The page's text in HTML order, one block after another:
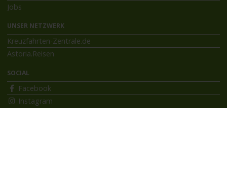
Jobs
UNSER NETZWERK
Kreuzfahrten-Zentrale.de
Astoria.Reisen
SOCIAL
Facebook
Instagram